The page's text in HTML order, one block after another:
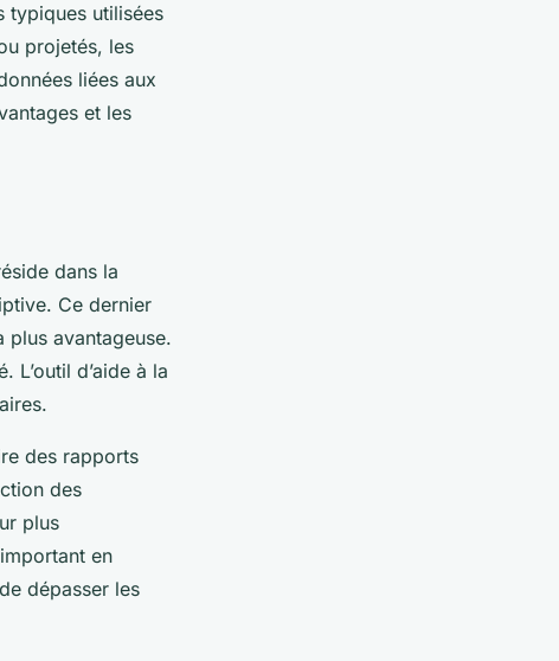
typiques utilisées
projetés, les
liées aux
et les
dans la
Ce dernier
plus avantageuse.
d’aide à la
des rapports
des
plus
en
dépasser les